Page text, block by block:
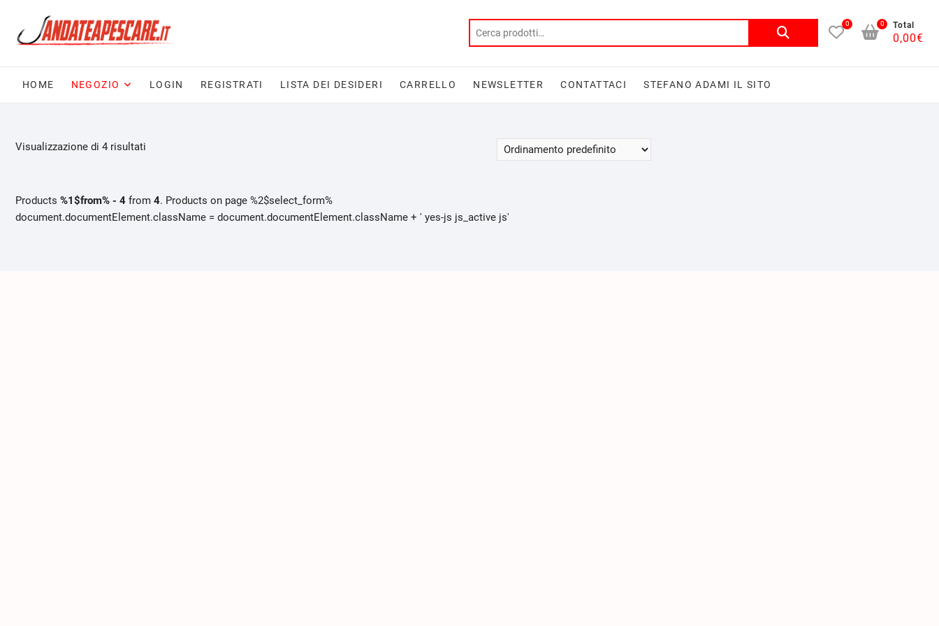
content
Cerca: 0 Total
0,00€
0
HOME NEGOZIO LOGIN REGISTRATI LISTA DEI DESIDERI CARRELLO NEWSLETTER CONTATTACI STEFANO ADAMI IL SITO
Visualizzazione di 4 risultati
Products %1$from% - 4 from 4. Products on page %2$select_form%
document.documentElement.className = document.documentElement.className + ' yes-js js_active js'